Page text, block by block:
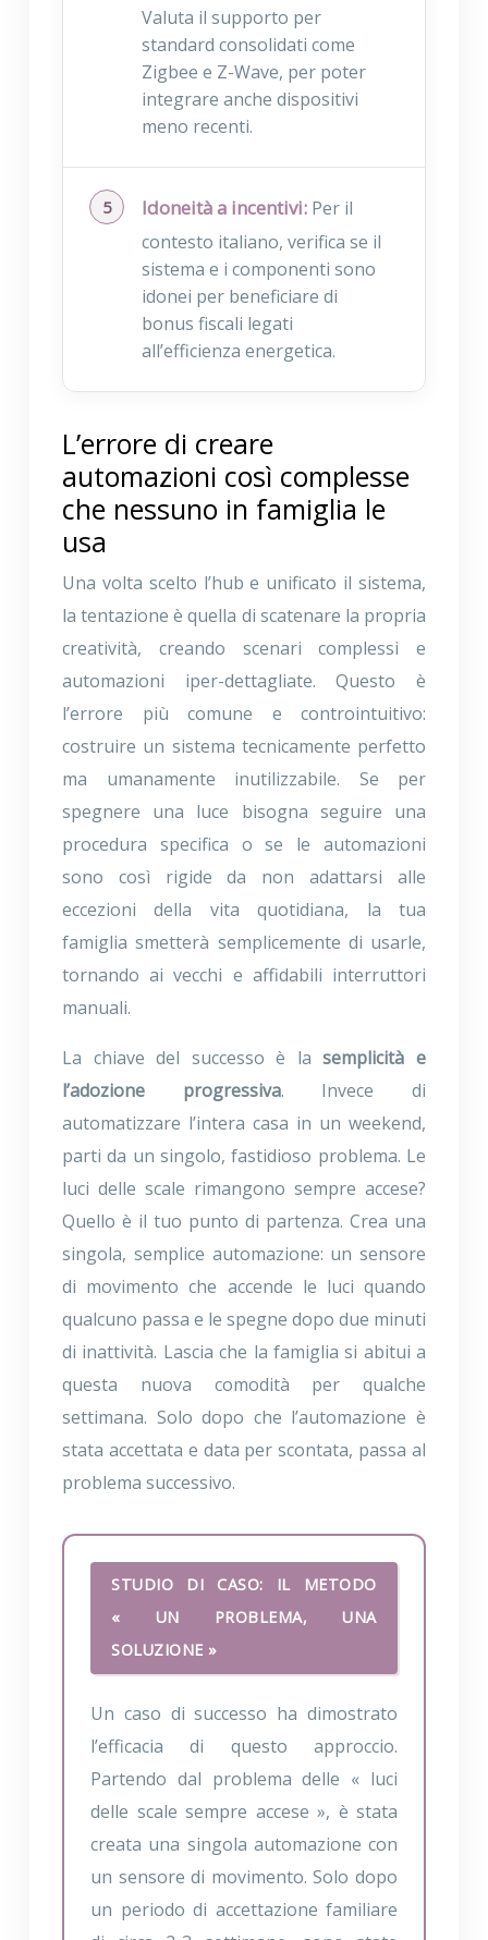
Valuta il supporto per
standard consolidati come
Zigbee e Z-Wave, per poter
integrare anche dispositivi
meno recenti.
Idoneità a incentivi: Per il
contesto italiano, verifica se il
sistema e i componenti sono
idonei per beneficiare di
bonus fiscali legati
all’efficienza energetica.
L’errore di creare
automazioni così complesse
che nessuno in famiglia le
usa
Una volta scelto l’hub e unificato il sistema,
la tentazione è quella di scatenare la propria
creatività, creando scenari complessi e
automazioni iper-dettagliate. Questo è
l’errore più comune e controintuitivo:
costruire un sistema tecnicamente perfetto
ma umanamente inutilizzabile. Se per
spegnere una luce bisogna seguire una
procedura specifica o se le automazioni
sono così rigide da non adattarsi alle
eccezioni della vita quotidiana, la tua
famiglia smetterà semplicemente di usarle,
tornando ai vecchi e affidabili interruttori
manuali.
La chiave del successo è lasemplicità e
l’adozione progressiva. Invece di
automatizzare l’intera casa in un weekend,
parti da un singolo, fastidioso problema. Le
luci delle scale rimangono sempre accese?
Quello è il tuo punto di partenza. Crea una
singola, semplice automazione: un sensore
di movimento che accende le luci quando
qualcuno passa e le spegne dopo due minuti
di inattività. Lascia che la famiglia si abitui a
questa nuova comodità per qualche
settimana. Solo dopo che l’automazione è
stata accettata e data per scontata, passa al
problema successivo.
STUDIO DI CASO: IL METODO
« UN PROBLEMA, UNA
SOLUZIONE »
Un caso di successo ha dimostrato
l’efficacia di questo approccio.
Partendo dal problema delle « luci
delle scale sempre accese », è stata
creata una singola automazione con
un sensore di movimento. Solo dopo
un periodo di accettazione familiare